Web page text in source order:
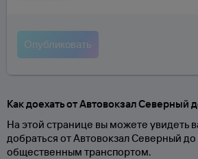
Как доехать от Автовокзал Северный
На этой странице вы можете увидеть
добраться от Автовокзал Северный
общественным транспортом.